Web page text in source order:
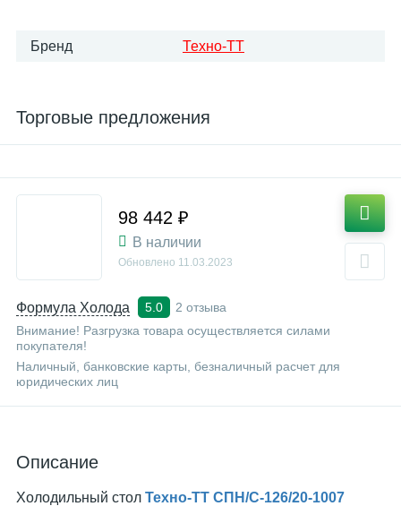
Бренд Техно-ТТ
Торговые предложения
Формула Холода 5.0
2 отзыва
Внимание! Разгрузка товара осуществляется силами
покупателя!
Наличный, банковские карты, безналичный расчет для
юридических лиц
98 442 ₽
В наличии
Обновлено 11.03.2023
Описание
Холодильный стол Техно-ТТ СПН/С-126/20-1007